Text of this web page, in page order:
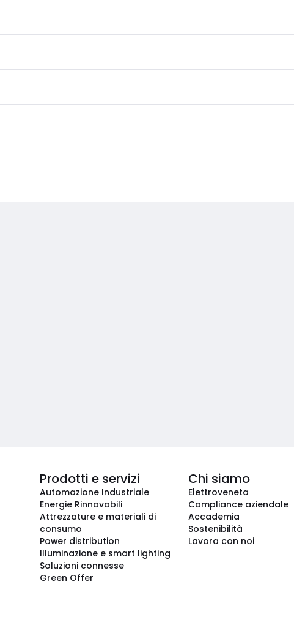
Prodotti e servizi
Automazione Industriale
Energie Rinnovabili
Attrezzature e materiali di
consumo
Power distribution
Illuminazione e smart lighting
Soluzioni connesse
Green Offer
Chi siamo
Elettroveneta
Compliance aziendale
Accademia
Sostenibilità
Lavora con noi